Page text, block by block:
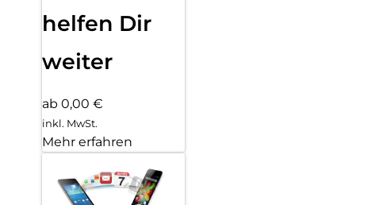
helfen Dir
weiter
ab 0,00 €
inkl. MwSt.
Mehr erfahren